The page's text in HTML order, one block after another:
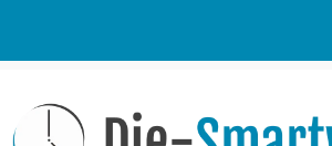
Kontakt / Tipp geben